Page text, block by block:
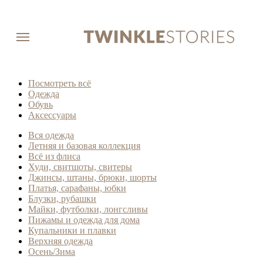
Посмотреть всё
Одежда
Обувь
Аксессуары
Вся одежда
Летняя и базовая коллекция
Всё из флиса
Худи, свитшоты, свитеры
Джинсы, штаны, брюки, шорты
Платья, сарафаны, юбки
Блузки, рубашки
Майки, футболки, лонгсливы
Пижамы и одежда для дома
Купальники и плавки
Верхняя одежда
Осень/Зима